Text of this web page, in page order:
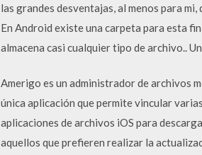
las grandes desventajas, al menos para
En Android existe una carpeta para esta
almacena casi cualquier tipo de archivo..
Amerigo es un administrador de archivos
única aplicación que permite vincular
aplicaciones de archivos iOS para
aquellos que prefieren realizar la